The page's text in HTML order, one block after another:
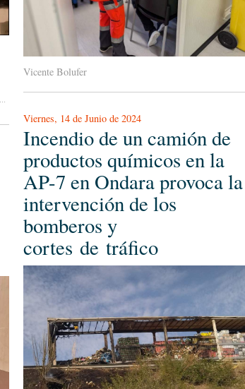
Vicente Bolufer
Viernes, 14 de Junio de 2024
Incendio de un camión de
productos químicos en la
AP-7 en Ondara provoca la
intervención de los
bomberos y
cortes de tráfico